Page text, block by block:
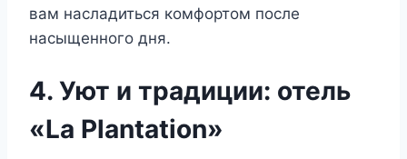
вам насладиться комфортом после
насыщенного дня.
4. Уют и традиции: отель
«La Plantation»